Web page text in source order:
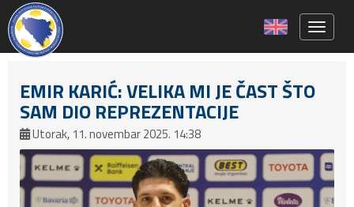
EMIR KARIĆ: VELIKA MI JE ČAST ŠTO
SAM DIO REPREZENTACIJE
Utorak, 11. novembar 2025. 14:38